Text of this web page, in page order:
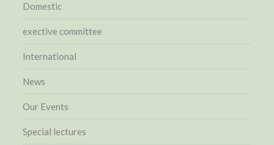
Domestic
exective committee
International
News
Our Events
Special lectures